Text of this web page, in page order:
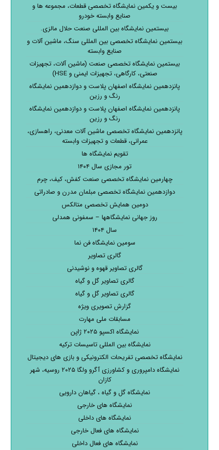
بیست و یکمین نمایشگاه تخصصی قطعات، مجموعه ها و
صنایع وابسته خودرو
بیستمین نمایشگاه بین المللی صنعت حلال مالزی.
بیستمین نمایشگاه تخصصی بین المللی سنگ، ماشین آلات و
صنایع وابسته
بیستمین نمایشگاه تخصصی صنعت (ماشین آلات، تجهیزات
صنعتی، کارگاهی، تجهیزات ایمنی و HSE)
پانزدهمین نمایشگاه اصفهان پلاست و دوازدهمین نمایشگاه
رنگ و رزین
پانزدهمین نمایشگاه اصفهان پلاست و دوازدهمین نمایشگاه
رنگ و رزین
پانزدهمین نمایشگاه تخصصی ماشین آلات معدنی، راهسازی،
عمرانی، قطعات و تجهیزات وابسته
تقویم نمایشگاه ها
تور مجازی سال ۱۴۰۴
چهارمین نمایشگاه تخصصی صنعت کفش، کیف، چرم
دوازدهمین نمایشگاه تخصصی مبلمان مدرن و صادراتی
دومین همایش تخصصی متالکس
روز جهانی نمایشگاهها – سمفونی همدلی
سال ۱۴۰۴
سومین نمایشگاه فن نما
گالری تصاویر
گالری تصاویر قهوه و نوشیدنی
گالری تصاویر گل و گیاه
گالری تصاویر گل و گیاه
گزارش تصویری ویژه
مسابقات ملی مهارت
نمایشگاه اکسپو ۲۰۲۵ ژاپن
نمایشگاه بین المللی تاسیسات ترکیه
نمایشگاه تخصصی تفریحات الکترونیکی و بازی های دیجیتال
نمایشگاه دامپروری و کشاورزی آگرو ولگا ۲۰۲۵ روسیه، شهر
کازان
نمایشگاه گل و گیاه ، گیاهان دارویی
نمایشگاه های خارجی
نمایشگاه های داخلی
نمایشگاه های فعال خارجی
نمایشگاه های فعال داخلی